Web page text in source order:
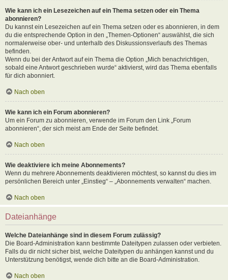
Wie kann ich ein Lesezeichen auf ein Thema setzen oder ein Thema
abonnieren?
Du kannst ein Lesezeichen auf ein Thema setzen oder es abonnieren, in dem
du die entsprechende Option in den „Themen-Optionen“ auswählst, die sich
normalerweise ober- und unterhalb des Diskussionsverlaufs des Themas
befinden.
Wenn du bei der Antwort auf ein Thema die Option „Mich benachrichtigen,
sobald eine Antwort geschrieben wurde“ aktivierst, wird das Thema ebenfalls
für dich abonniert.
Nach oben
Wie kann ich ein Forum abonnieren?
Um ein Forum zu abonnieren, verwende im Forum den Link „Forum
abonnieren“, der sich meist am Ende der Seite befindet.
Nach oben
Wie deaktiviere ich meine Abonnements?
Wenn du mehrere Abonnements deaktivieren möchtest, so kannst du dies im
persönlichen Bereich unter „Einstieg“ – „Abonnements verwalten“ machen.
Nach oben
Dateianhänge
Welche Dateianhänge sind in diesem Forum zulässig?
Die Board-Administration kann bestimmte Dateitypen zulassen oder verbieten.
Falls du dir nicht sicher bist, welche Dateitypen du anhängen kannst und du
Unterstützung benötigst, wende dich bitte an die Board-Administration.
Nach oben